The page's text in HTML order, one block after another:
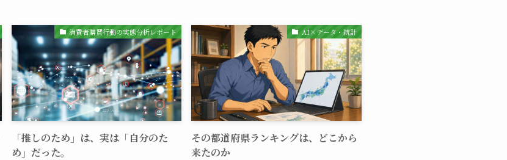
消費者購買行動の実態分析レポート
「推しのため」は、実は「自分のた
め」だった。
AI×データ・統計
その都道府県ランキングは、どこから
来たのか